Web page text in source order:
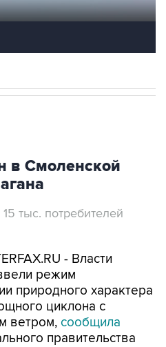
в Смоленской
тыс. потребителей
- Власти
режим
природного характера
циклона с
ветром, сообщила
правительства